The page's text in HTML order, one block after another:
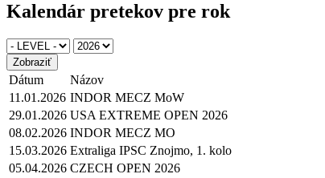
Kalendár pretekov pre rok
Dátum Názov
11.01.2026 INDOR MECZ MoW
29.01.2026 USA EXTREME OPEN 2026
08.02.2026 INDOR MECZ MO
15.03.2026 Extraliga IPSC Znojmo, 1. kolo
05.04.2026 CZECH OPEN 2026